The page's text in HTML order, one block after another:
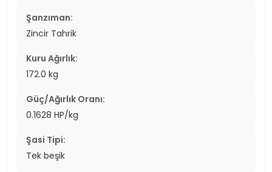
Şanzıman:
Zincir Tahrik
Kuru Ağırlık:
172.0 kg
Güç/Ağırlık Oranı:
0.1628 HP/kg
Şasi Tipi:
Tek beşik